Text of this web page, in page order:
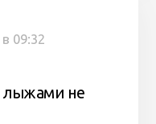
09:32
лыжами не